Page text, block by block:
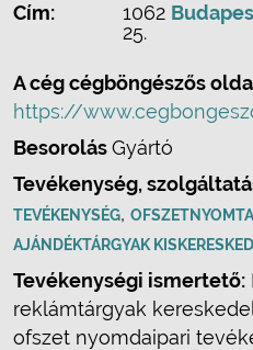
Cím:
1062
25.
A cég cégböngészős
https://
BesorolásGyártó
Tevékenység,
TEVÉKENYSÉG,
AJÁNDÉKTÁRGYAK
Tevékenységi ismertető:
reklámtárgyak
ofszet nyomdaipari